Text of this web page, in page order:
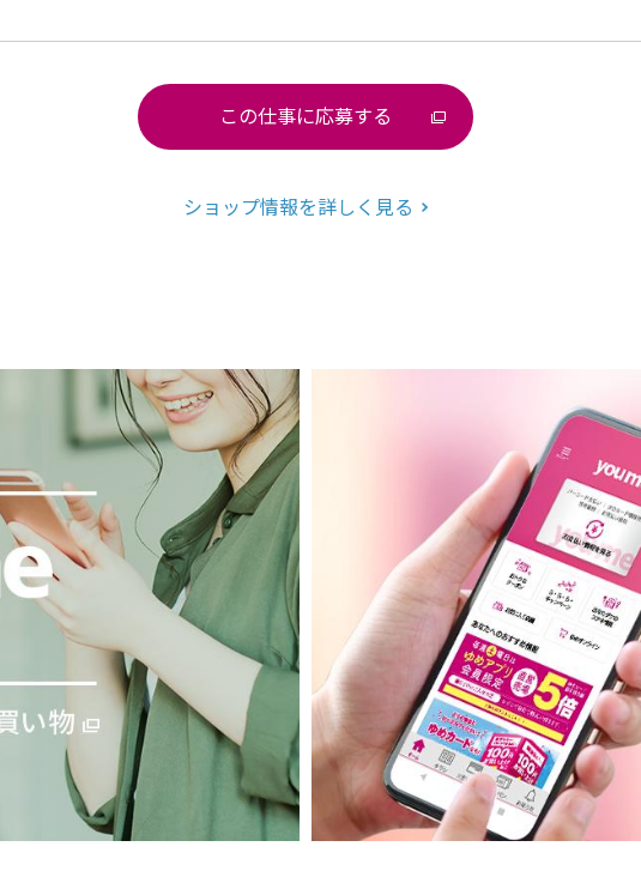
この仕事に応募する
ショップ情報を詳しく見る